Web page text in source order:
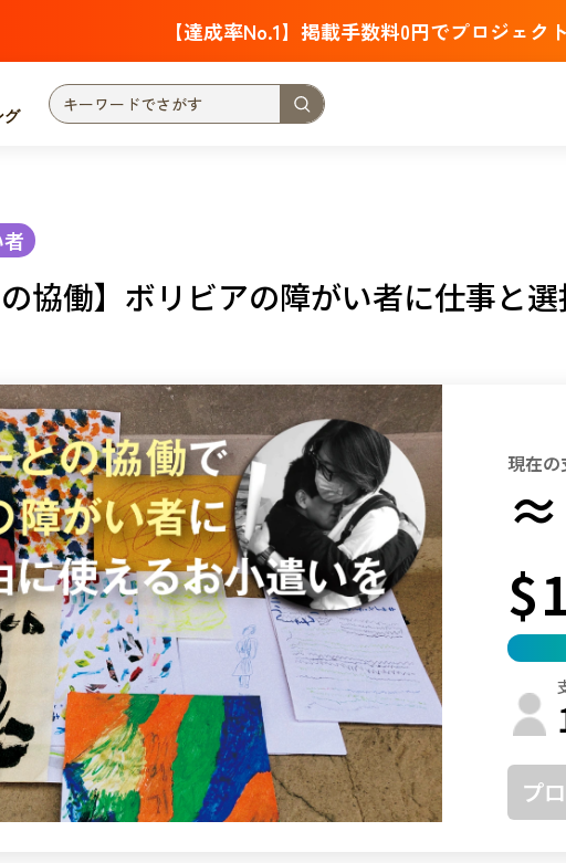
【達成率No.1】掲載手数料0円でプロジェク
グ
災害
社会貢献
関東 茨城 栃木 群馬 埼玉 千葉
中部 新潟 富山 石川 福井 山梨
近畿 三重 滋賀 京都 大阪 兵庫
中国 鳥取 島根 岡山 広島 山口
四国 徳島 香川 愛媛 高知
九州・沖縄 福岡 佐賀 長崎 熊本 大分 鹿児
の協働】ボリビアの障がい者に仕事と
現在
≈
プ